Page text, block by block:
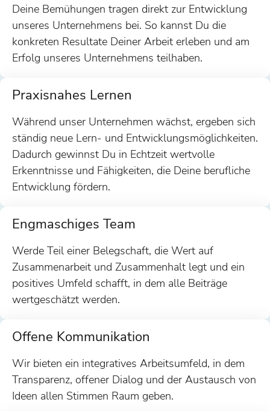
Deine Bemühungen tragen direkt zur Entwicklung
unseres Unternehmens bei. So kannst Du die
konkreten Resultate Deiner Arbeit erleben und am
Erfolg unseres Unternehmens teilhaben.
Praxisnahes Lernen
Während unser Unternehmen wächst, ergeben sich
ständig neue Lern- und Entwicklungsmöglichkeiten.
Dadurch gewinnst Du in Echtzeit wertvolle
Erkenntnisse und Fähigkeiten, die Deine berufliche
Entwicklung fördern.
Engmaschiges Team
Werde Teil einer Belegschaft, die Wert auf
Zusammenarbeit und Zusammenhalt legt und ein
positives Umfeld schafft, in dem alle Beiträge
wertgeschätzt werden.
Offene Kommunikation
Wir bieten ein integratives Arbeitsumfeld, in dem
Transparenz, offener Dialog und der Austausch von
Ideen allen Stimmen Raum geben.